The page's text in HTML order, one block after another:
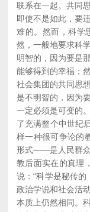
联系在一起。共同
即使不是如此，要
难的。然而，科学
然，一般地要求科
明智的，因为要是
能够得到的幸福；
社会集团的共同思
是不明智的，因为
一定必须是可变的
了充满整个中世纪
样一种很可争论的
形式——是人民群众
教后面实在的真理
说：“科学是秘传的
政治学说和社会活
本质上仍然相同。